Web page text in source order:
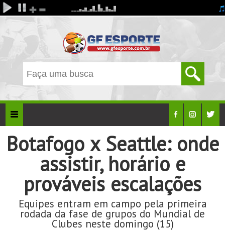
Botafogo x Seattle: onde
assistir, horário e
prováveis escalações
Equipes entram em campo pela primeira
rodada da fase de grupos do Mundial de
Clubes neste domingo (15)